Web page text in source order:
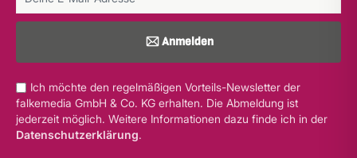
Anmelden
Ich möchte den regelmäßigen Vorteils-Newsletter der
falkemedia GmbH & Co. KG erhalten. Die Abmeldung ist
jederzeit möglich. Weitere Informationen dazu finde ich in der
Datenschutzerklärung.